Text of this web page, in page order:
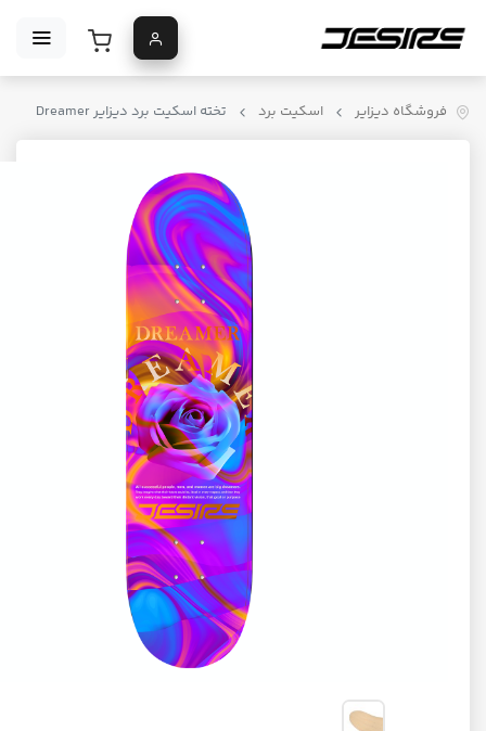
فروشگاه دیزایر اسکیت برد تخته اسکیت برد دیزایر Dreamer